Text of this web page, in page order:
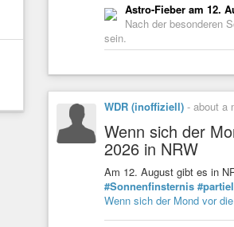
Astro-Fieber am 12.
Nach der besonderen
sein.
WDR (inoffiziell) - about a
Wenn sich der
2026 in NRW
Am 12. August gibt es in
#Sonnenfinsternis
Wenn sich der Mond vor